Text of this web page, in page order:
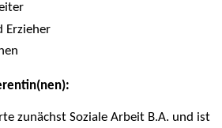
Erzieher
zunächst Soziale Arbeit B.A. und ist